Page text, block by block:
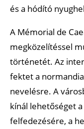
és a hódító
A Mémorial de
megközelítéssel
történetét. Az
fektet a
nevelésre. A
kínál lehetőséget
felfedezésére, a